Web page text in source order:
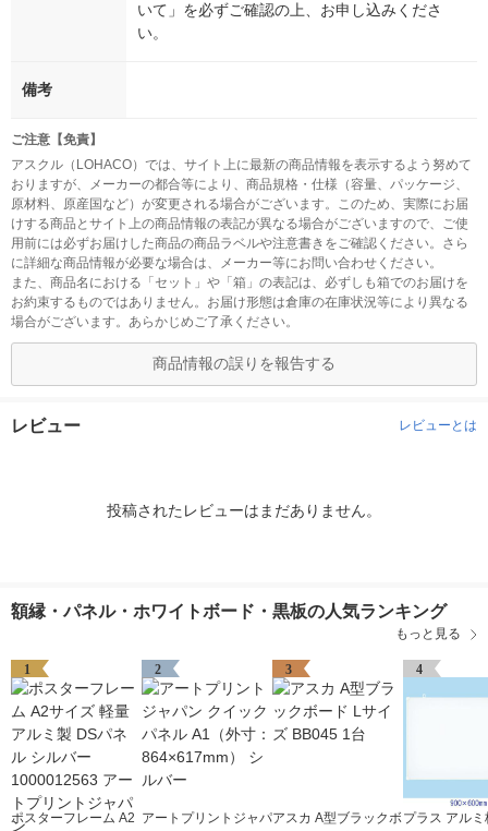
いて」を必ずご確認の上、お申し込みくださ
い。
備考
ご注意【免責】
アスクル（LOHACO）では、サイト上に最新の商品情報を表示するよう努めて
おりますが、メーカーの都合等により、商品規格・仕様（容量、パッケージ、
原材料、原産国など）が変更される場合がございます。このため、実際にお届
けする商品とサイト上の商品情報の表記が異なる場合がございますので、ご使
用前には必ずお届けした商品の商品ラベルや注意書きをご確認ください。さら
に詳細な商品情報が必要な場合は、メーカー等にお問い合わせください。
また、商品名における「セット」や「箱」の表記は、必ずしも箱でのお届けを
お約束するものではありません。お届け形態は倉庫の在庫状況等により異なる
場合がございます。あらかじめご了承ください。
商品情報の誤りを報告する
レビュー レビューとは
投稿されたレビューはまだありません。
額縁・パネル・ホワイトボード・黒板の人気ランキング
もっと見る
1
ポスターフレーム A2
2
アートプリントジャパ
3
アスカ A型ブラックボ
4
プラス アル